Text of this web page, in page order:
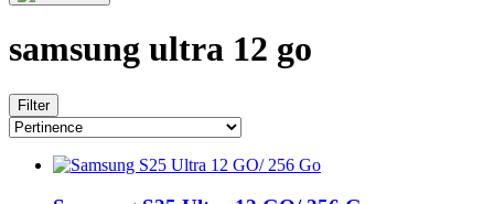
samsung ultra 12 go
Filter